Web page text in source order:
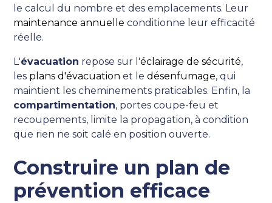
le calcul du nombre et des emplacements. Leur
maintenance annuelle conditionne leur efficacité
réelle.
L'évacuation repose sur l'éclairage de sécurité,
les plans d'évacuation et ledésenfumage, qui
maintient les cheminements praticables. Enfin, la
compartimentation, portes coupe-feu et
recoupements, limite la propagation, à condition
que rien ne soit calé en position ouverte.
Construire un plan de
prévention efficace